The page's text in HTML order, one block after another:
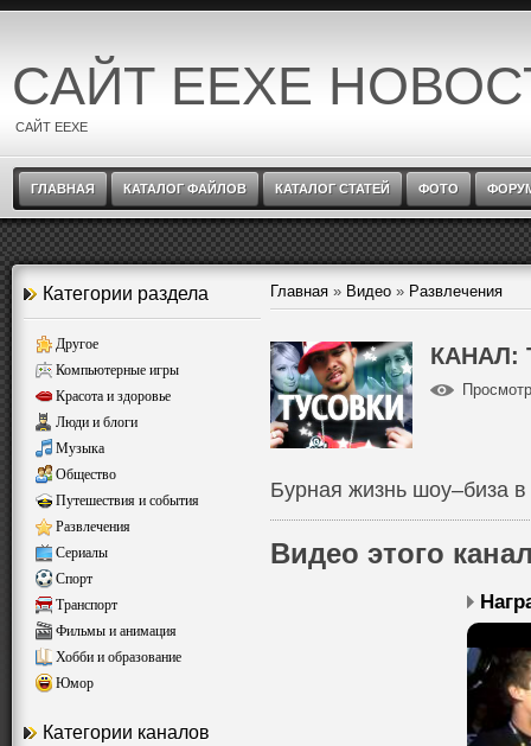
САЙТ EEXE
САЙТ EEXE
ГЛАВНАЯ КАТАЛОГ ФАЙЛОВ КАТАЛОГ СТАТЕЙ ФОТО
Категории раздела
Другое
Компьютерные игры
Красота и здоровье
Люди и блоги
Музыка
Общество
Путешествия и события
Развлечения
Сериалы
Спорт
Транспорт
Фильмы и анимация
Хобби и образование
Юмор
Категории каналов
Главная » Видео » Развлечения
КАНАЛ:
Бурная жизнь шоу–биза в
Видео этого